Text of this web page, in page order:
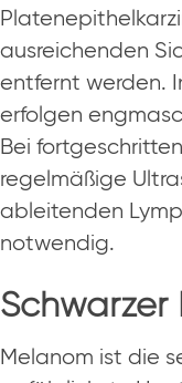
ausreichenden
entfernt werden.
erfolgen
Bei
regelmäßige
ableitenden
notwendig.
Schwarzer
Melanom ist die